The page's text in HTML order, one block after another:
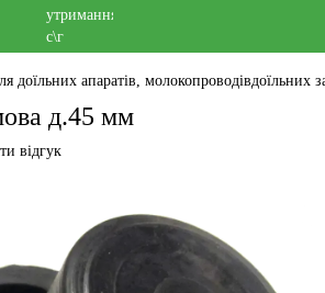
доїльних апаратів, молокопроводівдоїльних
д.45 мм
відгук